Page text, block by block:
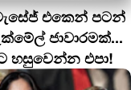
එකෙන් පටන්
ජාවාරමක්...
හසුවෙන්න එපා!